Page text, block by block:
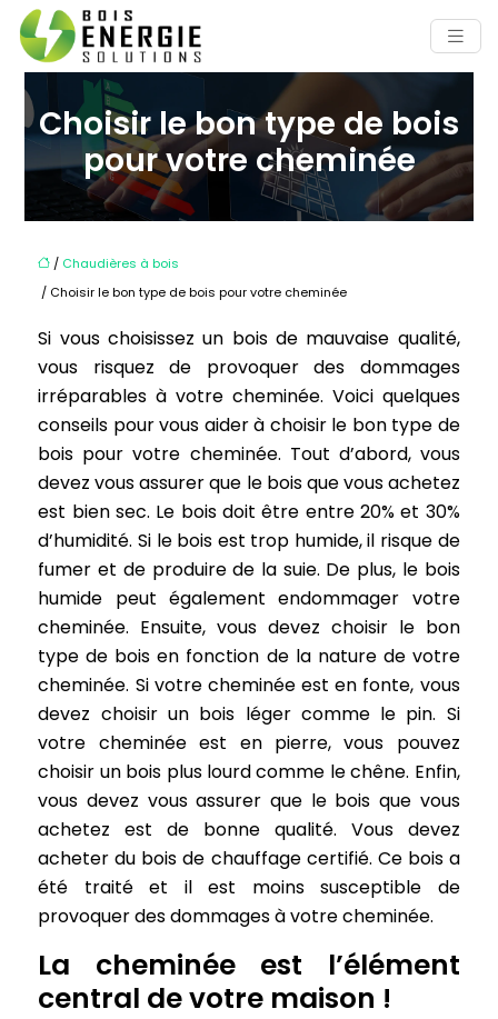
Choisir le bon type de bois
pour votre cheminée
/ Chaudières à bois
/ Choisir le bon type de bois pour votre cheminée
Si vous choisissez un bois de mauvaise qualité,
vous risquez de provoquer des dommages
irréparables à votre cheminée. Voici quelques
conseils pour vous aider à choisir le bon type de
bois pour votre cheminée. Tout d’abord, vous
devez vous assurer que le bois que vous achetez
est bien sec. Le bois doit être entre 20% et 30%
d’humidité. Si le bois est trop humide, il risque de
fumer et de produire de la suie. De plus, le bois
humide peut également endommager votre
cheminée. Ensuite, vous devez choisir le bon
type de bois en fonction de la nature de votre
cheminée. Si votre cheminée est en fonte, vous
devez choisir un bois léger comme le pin. Si
votre cheminée est en pierre, vous pouvez
choisir un bois plus lourd comme le chêne. Enfin,
vous devez vous assurer que le bois que vous
achetez est de bonne qualité. Vous devez
acheter du bois de chauffage certifié. Ce bois a
été traité et il est moins susceptible de
provoquer des dommages à votre cheminée.
La cheminée est l’élément
central de votre maison !